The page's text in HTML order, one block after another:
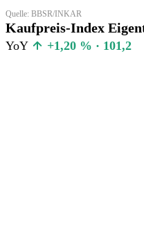
Quelle: BBSR/INKAR
Kaufpreis-Index
YoY +1,20 % · 101,2